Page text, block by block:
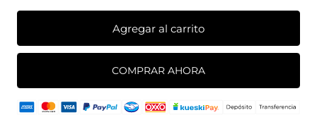
Agregar al carrito
COMPRAR AHORA